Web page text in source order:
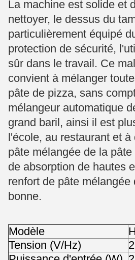
La machine est solide et
nettoyer, le dessus du
particulièrement équipé
protection de sécurité,
sûr dans le travail. Ce
convient à mélanger
pâte de pizza, sans
mélangeur automatique
grand baril, ainsi il est
l'école, au restaurant et
pâte mélangée de la
de absorption de hautes
renfort de pâte mélangée
bonne.
Modèle
Tension (V/Hz)